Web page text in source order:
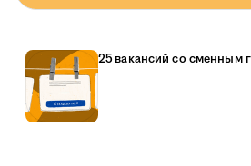
25 вакансий со сменным